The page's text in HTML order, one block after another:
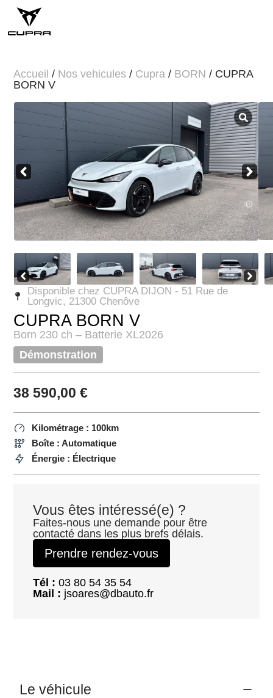
Accueil / Nos vehicules / Cupra / BORN / CUPRA
BORN V
Disponible chez CUPRA DIJON - 51 Rue de
Longvic, 21300 Chenôve
CUPRA BORN V
Born 230 ch – Batterie XL2026
Démonstration
38 590,00€
Kilométrage : 100km
Boîte : Automatique
Énergie : Électrique
Vous êtes intéressé(e) ?
Faites-nous une demande pour être
contacté dans les plus brefs délais.
Prendre rendez-vous
Tél : 03 80 54 35 54
Mail : jsoares@dbauto.fr
Le véhicule